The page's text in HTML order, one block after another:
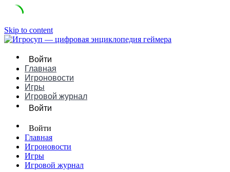
Skip to content
Войти
Главная
Игроновости
Игры
Игровой журнал
Войти
Войти
Главная
Игроновости
Игры
Игровой журнал